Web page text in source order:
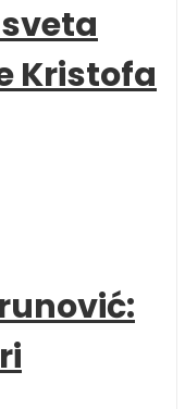
Kristofa